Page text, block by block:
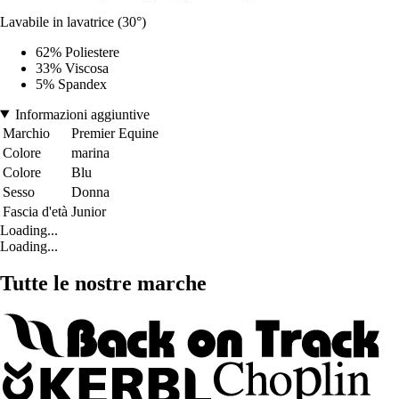
Lavabile in lavatrice (30°)
62% Poliestere
33% Viscosa
5% Spandex
Informazioni aggiuntive
Marchio
Premier Equine
Colore
marina
Colore
Blu
Sesso
Donna
Fascia d'età Junior
Loading...
Loading...
Tutte le nostre marche